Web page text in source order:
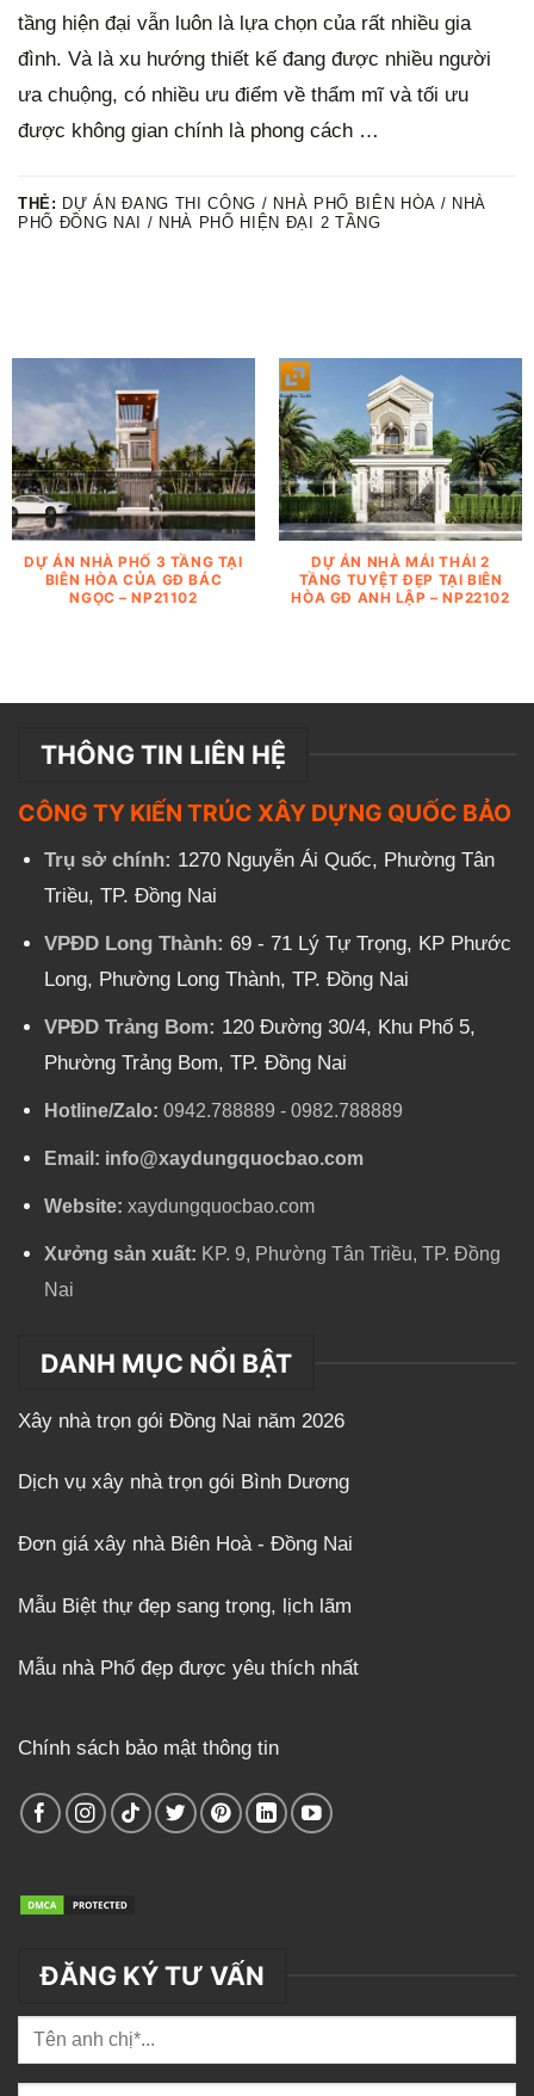
tầng hiện đại vẫn luôn là lựa chọn của rất nhiều gia
đình. Và là xu hướng thiết kế đang được nhiều người
ưa chuộng, có nhiều ưu điểm về thẩm mĩ và tối ưu
được không gian chính là phong cách …
THẺ: DỰ ÁN ĐANG THI CÔNG / NHÀ PHỐ BIÊN HÒA / NHÀ
PHỐ ĐỒNG NAI / NHÀ PHỐ HIỆN ĐẠI 2 TẦNG
DỰ ÁN NHÀ PHỐ 3 TẦNG TẠI
BIÊN HÒA CỦA GĐ BÁC
NGỌC – NP21102
DỰ ÁN NHÀ MÁI THÁI 2
TẦNG TUYỆT ĐẸP TẠI BIÊN
HÒA GĐ ANH LẬP – NP22102
THÔNG TIN LIÊN HỆ
CÔNG TY KIẾN TRÚC XÂY DỰNG QUỐC BẢO
Trụ sở chính: 1270 Nguyễn Ái Quốc, Phường Tân
Triều, TP. Đồng Nai
VPĐD Long Thành: 69 - 71 Lý Tự Trọng, KP Phước
Long, Phường Long Thành, TP. Đồng Nai
VPĐD Trảng Bom: 120 Đường 30/4, Khu Phố 5,
Phường Trảng Bom, TP. Đồng Nai
Hotline/Zalo: 0942.788889 - 0982.788889
Email: info@xaydungquocbao.com
Website: xaydungquocbao.com
Xưởng sản xuất: KP. 9, Phường Tân Triều, TP. Đồng
Nai
DANH MỤC NỔI BẬT
Xây nhà trọn gói Đồng Nai năm 2026
Dịch vụ xây nhà trọn gói Bình Dương
Đơn giá xây nhà Biên Hoà - Đồng Nai
Mẫu Biệt thự đẹp sang trọng, lịch lãm
Mẫu nhà Phố đẹp được yêu thích nhất
Chính sách bảo mật thông tin
ĐĂNG KÝ TƯ VẤN